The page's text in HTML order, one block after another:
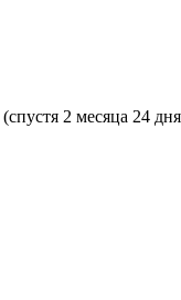
(спустя 2 месяца 24